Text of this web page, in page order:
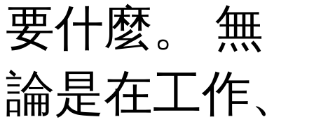
要什麼。 無
論是在工作、